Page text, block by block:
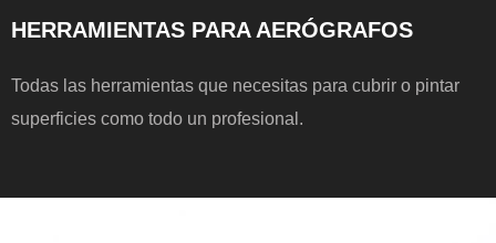
HERRAMIENTAS PARA AERÓGRAFOS
Todas las herramientas que necesitas para cubrir o pintar
superficies como todo un profesional.